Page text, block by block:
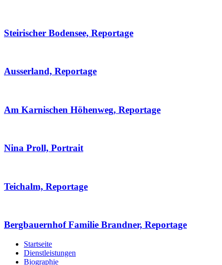
Steirischer Bodensee, Reportage
Ausserland, Reportage
Am Karnischen Höhenweg, Reportage
Nina Proll, Portrait
Teichalm, Reportage
Bergbauernhof Familie Brandner, Reportage
Startseite
Dienstleistungen
Biographie